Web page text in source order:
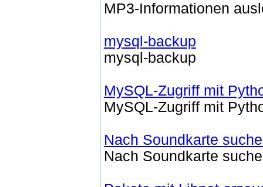
MP3-Informationen
mysql-backup
mysql-backup
MySQL-Zugriff mit
MySQL-Zugriff mit
Nach Soundkarte
Nach Soundkarte